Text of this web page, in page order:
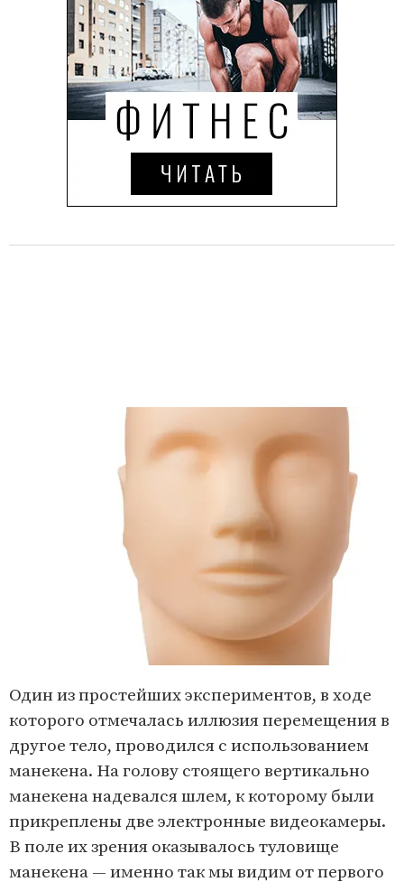
Один из простейших экспериментов, в ходе
которого отмечалась иллюзия перемещения в
другое тело, проводился с использованием
манекена. На голову стоящего вертикально
манекена надевался шлем, к которому были
прикреплены две электронные видеокамеры.
В поле их зрения оказывалось туловище
манекена — именно так мы видим от первого